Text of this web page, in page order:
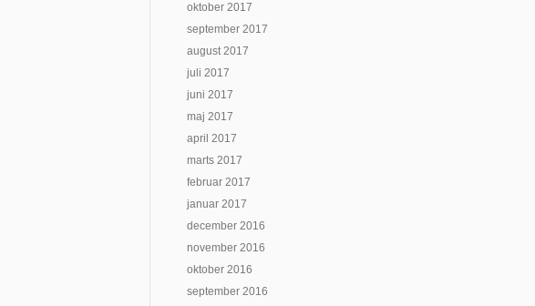
oktober 2017
september 2017
august 2017
juli 2017
juni 2017
maj 2017
april 2017
marts 2017
februar 2017
januar 2017
december 2016
november 2016
oktober 2016
september 2016